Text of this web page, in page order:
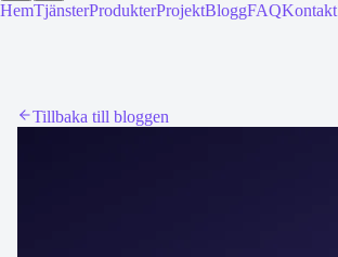
HemTjänsterProdukterProjektBloggFAQKontakt
Tillbaka till bloggen